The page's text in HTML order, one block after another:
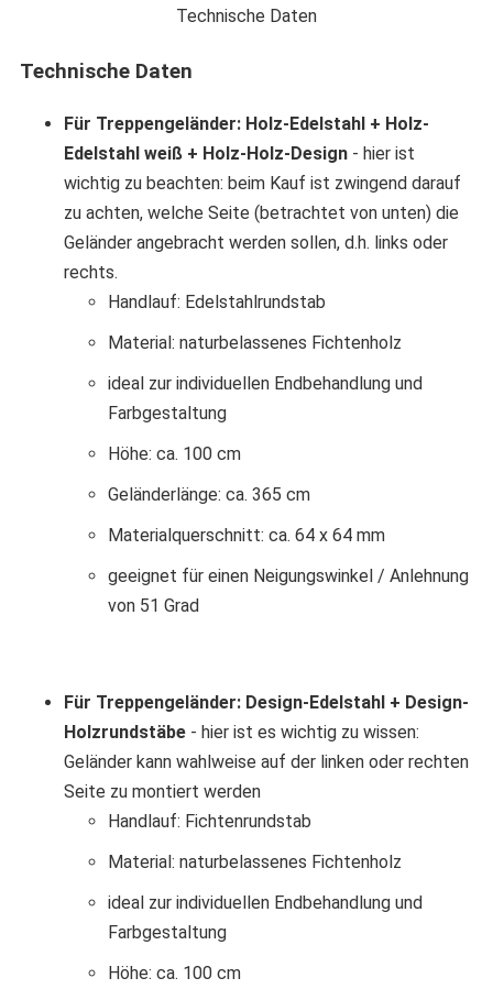
Technische Daten
Technische Daten
Für Treppengeländer: Holz-Edelstahl + Holz-
Edelstahl weiß + Holz-Holz-Design - hier ist
wichtig zu beachten: beim Kauf ist zwingend darauf
zu achten, welche Seite (betrachtet von unten) die
Geländer angebracht werden sollen, d.h. links oder
rechts.
Handlauf: Edelstahlrundstab
Material: naturbelassenes Fichtenholz
ideal zur individuellen Endbehandlung und
Farbgestaltung
Höhe: ca. 100 cm
Geländerlänge: ca. 365 cm
Materialquerschnitt: ca. 64 x 64 mm
geeignet für einen Neigungswinkel / Anlehnung
von 51 Grad
Für Treppengeländer: Design-Edelstahl + Design-
Holzrundstäbe - hier ist es wichtig zu wissen:
Geländer kann wahlweise auf der linken oder rechten
Seite zu montiert werden
Handlauf: Fichtenrundstab
Material: naturbelassenes Fichtenholz
ideal zur individuellen Endbehandlung und
Farbgestaltung
Höhe: ca. 100 cm